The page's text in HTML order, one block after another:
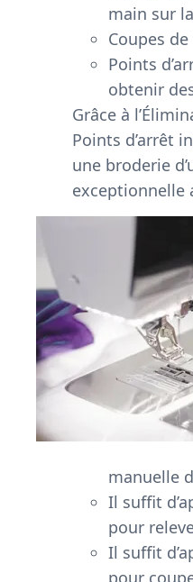
main sur
Coupes
Points
obtenir
Grâce à
Points d’arrêt
une broderie
exceptionnelle
manuelle
Il suffit
pour
Il suffit
pour